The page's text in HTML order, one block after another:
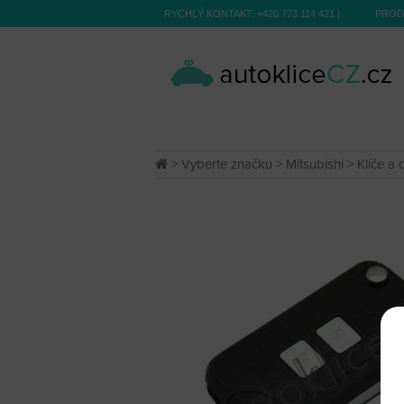
RYCHLÝ KONTAKT: +420 773 114 421 |
> Vyberte značku > Mitsubishi > Klíče a